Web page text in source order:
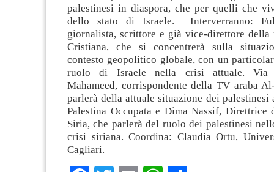
palestinesi in diaspora, che per quelli che
dello stato di Israele. Interverranno:
giornalista, scrittore e già vice-direttore
Cristiana, che si concentrerà sulla
contesto geopolitico globale, con un
ruolo di Israele nella crisi attuale. Via
Mahameed, corrispondente della TV araba
parlerà della attuale situazione dei palestinesi
Palestina Occupata e Dima Nassif, Direttrice
Siria, che parlerà del ruolo dei palestinesi
crisi siriana. Coordina: Claudia Ortu,
Cagliari.